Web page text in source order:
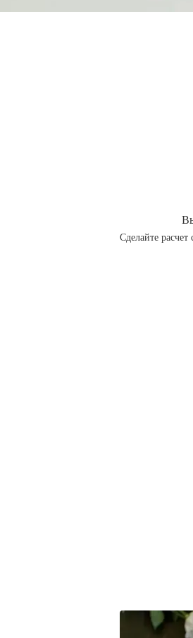
Сделайте расчет